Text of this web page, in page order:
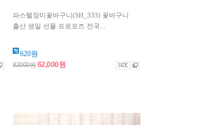
파스텔장미꽃바구니(SH_333) 꽃바구니
출산 생일 선물 프로포즈 전국...
620원
82000원 62,000원